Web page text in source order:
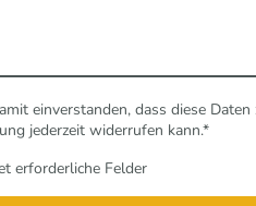
einverstanden, dass diese
jederzeit widerrufen kann.*
erforderliche Felder